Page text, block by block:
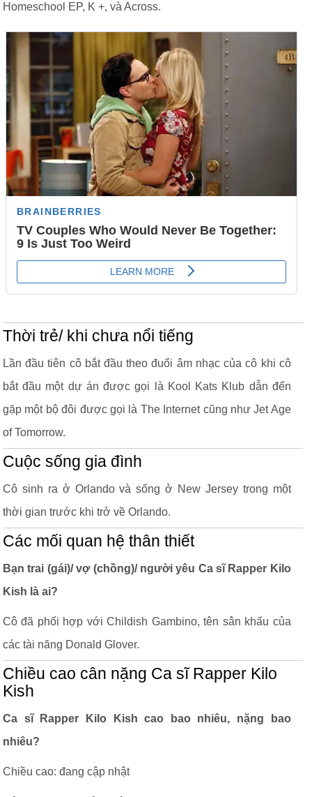
Homeschool EP, K +, và Across.
Thời trẻ/ khi chưa nổi tiếng
Lần đầu tiên cô bắt đầu theo đuổi âm nhạc của cô khi cô
bắt đầu một dự án được gọi là Kool Kats Klub dẫn đến
gặp một bộ đôi được gọi là The Internet cũng như Jet Age
of Tomorrow.
Cuộc sống gia đình
Cô sinh ra ở Orlando và sống ở New Jersey trong một
thời gian trước khi trở về Orlando.
Các mối quan hệ thân thiết
Bạn trai (gái)/ vợ (chồng)/ người yêu Ca sĩ Rapper Kilo
Kish là ai?
Cô đã phối hợp với Childish Gambino, tên sân khấu của
các tài năng Donald Glover.
Chiều cao cân nặng Ca sĩ Rapper Kilo
Kish
Ca sĩ Rapper Kilo Kish cao bao nhiêu, nặng bao
nhiêu?
Chiều cao: đang cập nhật